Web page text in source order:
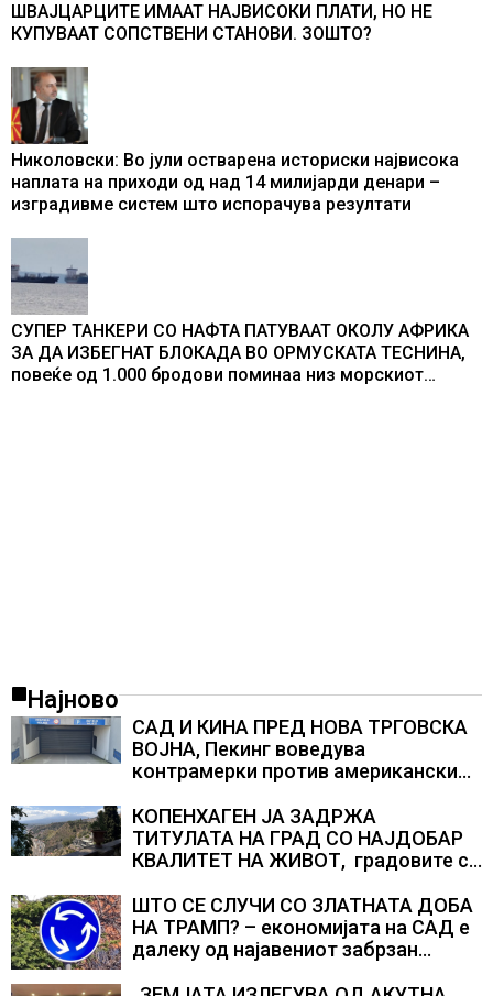
ШВАЈЦАРЦИТЕ ИМААТ НАЈВИСОКИ ПЛАТИ, НО НЕ
КУПУВААТ СОПСТВЕНИ СТАНОВИ. ЗОШТО?
Николовски: Во јули остварена историски највисока
наплата на приходи од над 14 милијарди денари –
изградивме систем што испорачува резултати
СУПЕР ТАНКЕРИ СО НАФТА ПАТУВААТ ОКОЛУ АФРИКА
ЗА ДА ИЗБЕГНАТ БЛОКАДА ВО ОРМУСКАТА ТЕСНИНА,
повеќе од 1.000 бродови поминаа низ морскиот
Најново
САД И КИНА ПРЕД НОВА ТРГОВСКА
ВОЈНА, Пекинг воведува
контрамерки против американски
КОПЕНХАГЕН ЈА ЗАДРЖА
ТИТУЛАТА НА ГРАД СО НАЈДОБАР
КВАЛИТЕТ НА ЖИВОТ, градовите со
да бидат обележани со
комбинација од фактори
ШТО СЕ СЛУЧИ СО ЗЛАТНАТА ДОБА
НА ТРАМП? – економијата на САД е
далеку од најавениот забрзан